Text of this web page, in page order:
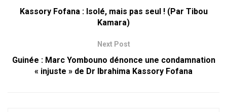
Kassory Fofana : Isolé, mais pas seul ! (Par Tibou
Kamara)
Next Post
Guinée : Marc Yombouno dénonce une condamnation
« injuste » de Dr Ibrahima Kassory Fofana